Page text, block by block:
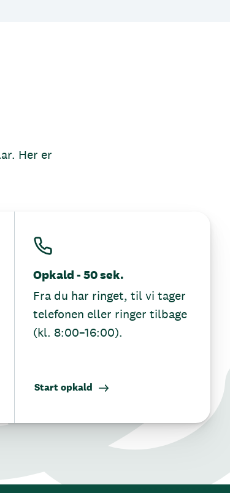
Her er
Opkald - 50 sek.
Fra du har ringet, til vi tager
telefonen eller ringer tilbage
(kl. 8:00–16:00).
Start opkald